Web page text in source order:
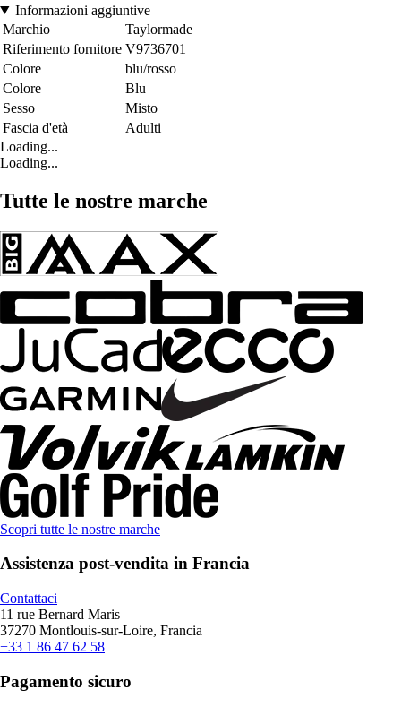
Informazioni aggiuntive
Marchio
Taylormade
Riferimento fornitore V9736701
Colore
blu/rosso
Colore
Blu
Sesso
Misto
Fascia d'età
Adulti
Loading...
Loading...
Tutte le nostre marche
Scopri tutte le nostre marche
Assistenza post-vendita in Francia
Contattaci
11 rue Bernard Maris
37270 Montlouis-sur-Loire, Francia
+33 1 86 47 62 58
Pagamento sicuro